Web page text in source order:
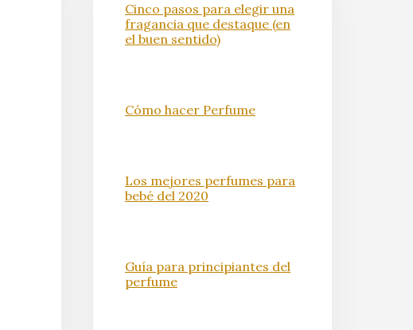
Cinco pasos para elegir una
fragancia que destaque (en
el buen sentido)
Cómo hacer Perfume
Los mejores perfumes para
bebé del 2020
Guía para principiantes del
perfume